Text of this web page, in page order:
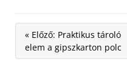
« Előző: Praktikus tároló
elem a gipszkarton polc